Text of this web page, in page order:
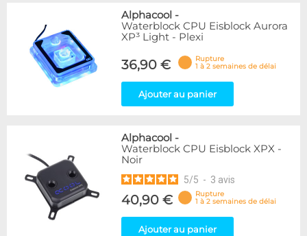
Alphacool -
Waterblock CPU Eisblock Aurora
XP³ Light - Plexi
36,90 €
Rupture
1 à 2 semaines de délai
Ajouter au panier
Alphacool -
Waterblock CPU Eisblock XPX -
Noir
5/5 - 3 avis
40,90 €
Rupture
1 à 2 semaines de délai
Ajouter au panier